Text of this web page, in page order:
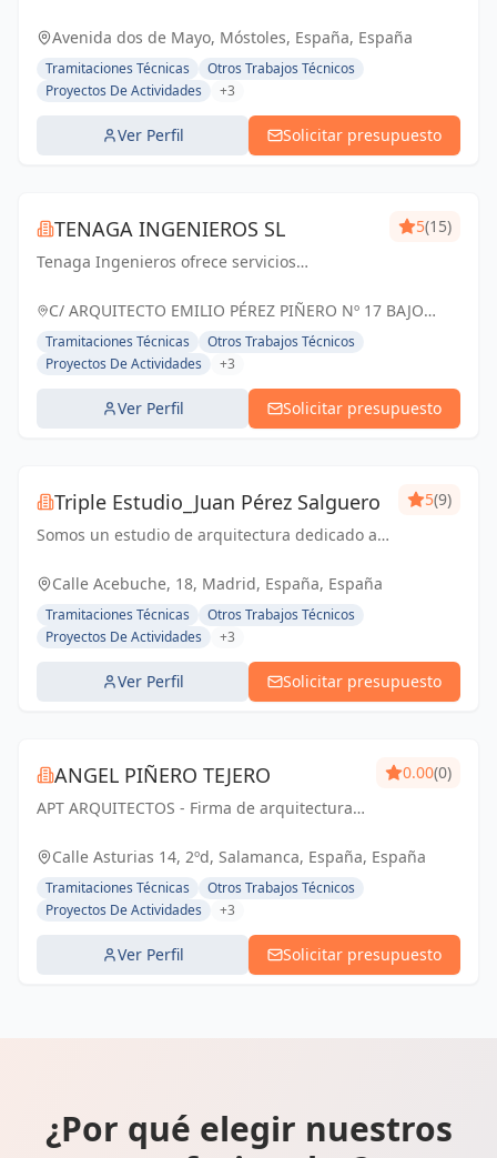
experiencia en la elaboración y tramitación
de proyectos de ingeniería, tanto
industriales,...
Avenida dos de Mayo, Móstoles, España, España
Tramitaciones Técnicas
Otros Trabajos Técnicos
Proyectos De Actividades
+3
Ver Perfil Solicitar presupuesto
TENAGA INGENIEROS SL
Tenaga Ingenieros ofrece servicios
mejorar la eficiencia energética y reducir
hasta g...
5(15)
C/ ARQUITECTO EMILIO PÉREZ PIÑERO Nº 17 BAJO
MURCIA, España
Tramitaciones Técnicas
Otros Trabajos Técnicos
Proyectos De Actividades
+3
Ver Perfil Solicitar presupuesto
Triple Estudio_Juan Pérez Salguero
Somos un estudio de arquitectura dedicado a
equipo propia para reformas integrales
5(9)
Calle Acebuche, 18, Madrid, España, España
Tramitaciones Técnicas
Otros Trabajos Técnicos
Proyectos De Actividades
+3
Ver Perfil Solicitar presupuesto
ANGEL PIÑERO TEJERO
APT ARQUITECTOS - Firma de arquitectura
0.00(0)
Calle Asturias 14, 2ºd, Salamanca, España, España
Tramitaciones Técnicas
Otros Trabajos Técnicos
Proyectos De Actividades
+3
Ver Perfil Solicitar presupuesto
¿Por qué elegir nuestros